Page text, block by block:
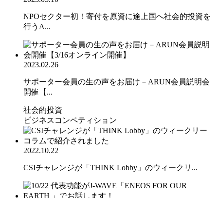
NPOセクター初！寄付を原資に途上国へ社会的投資を
行うA...
2023.02.26
サポーター会員の生の声をお届け－ARUN会員説明会
開催【...
社会的投資
ビジネスコンペティション
2022.10.22
CSIチャレンジが「THINK Lobby」のウィークリ...